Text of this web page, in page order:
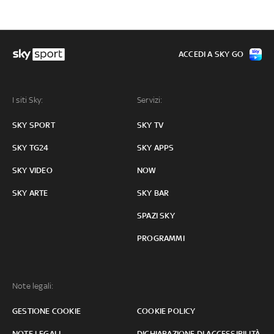
I siti Sky:
SKY SPORT
SKY TG24
SKY VIDEO
SKY ARTE
Servizi:
SKY TV
SKY APPS
NOW
SKY BAR
SPAZI SKY
PROGRAMMI
Note legali:
GESTIONE COOKIE COOKIE POLICY
ACCEDI A SKY GO